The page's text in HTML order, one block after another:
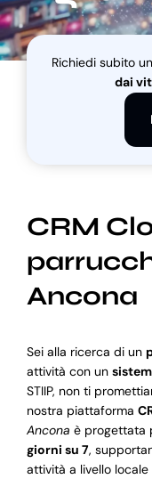
Blog
Richiedi subito
dai
CRM
Ancona
Sei alla ricerca di un
attività con un
STIIP, non ti
nostra piattaforma
Ancona è progettata
giorni su 7,
attività a livello locale